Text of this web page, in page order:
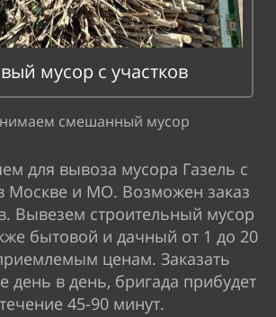
мусор с участков
смешанный мусор
для вывоза мусора Газель с
Москве и МО. Возможен заказ
Вывезем строительный мусор
бытовой и дачный от 1 до 20
ценам. Заказать
день в день, бригада прибудет
45-90 минут.